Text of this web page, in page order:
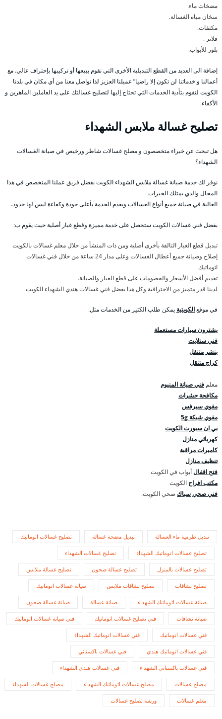
مضخات ماء.
سخان مياه الغسالة.
مكثفات.
فلاتر .
بلور للأبواب.
إضافة الى العديد من القطع التبديلية الأخرى التي نقوم ببيعها أو تركيبها بإحتراف عالي. مع
أعمالنا و خدماتنا لن تكون إلا راضيا” عميلنا العزيز لذا تواصل معنا من أي مكان في بلدنا
الكويت لنقوم بتأدية الخدمات التي تحتاج إليها لتصليح غسالتك على يد العاملين الماهرين و
الأكفاء.
تصليح غسالة ملابس الشهداء
هل تبحث عن خبراء متخصصون و مصلح غسالات شاطر ورخيص في صيانة الغسالات
الشهداء؟
نوفر لك خدمة صيانة غسالة ملابس الشهداء الكويت بفضل فريق عملنا المتخصص في هذا
المجال والذي يمتلك الخبرات
العالية في صيانة جميع أنواع الغسالات ويقدم الخدمة بأعلى جودة وكفاءة ليس لها حدود،
بفضل فني غسالات الكويت ستحصل على خدمة مميزة وقطع غيار أصلية حيث يقوم ب:
تبديل قطع الغيار التالفة بأخرى أصلية ومن ذات المنشأ من خلال معلم غسالات بالكويت
إصلاح وصيانة جميع أعطال الغسالات وعلى مدار 24 ساعة من خلال فني غسالات
اتوماتيك
تقديم أفضل الأسعار والخصومات على قطع الغيار والصيانة.
لدينا قدر متميز من الاحترافية وكل هذا بفضل فني غسالات هندي الشهداء الكويت
في موقعالكويتية يمكن طلب الكثير من الخدمات مثل:
يشترون سيارات مستعملة
فني ستلايت
بنشر متنقل
كراج متنقل
معلم فني صيانة المنيوم
مكافحة حشرات
مقوي سيرفس
مقوي شبكة 5g
بي ان سبورت الكويت
كهربائي منازل
كاميرات مراقبة
تنظيف منازل
فتح اقفالأبواب في الكويت
مكتب افراح الكويت
فني صحيسباك صحي الكويت.
تبديل طرمية ماء الغسالة تبديل مضخة غسالة تصليح غسالات اتوماتيك
تصليح غسالات اتوماتيك الشهداء تصليح غسالات الشهداء
تصليح غسالات بالمنزل تصليح غسالة صحون تصليح غسالة ملابس
تصليح نشافات تصليح نشافات ملابس صيانة غسالات اتوماتيك
صيانة غسالات اتوماتيك الشهداء صيانة غسالة صيانة غسالة صحون
صيانة نشافات فني تصليح غسالات اتوماتيك فني صيانة غسالات اتوماتيك
فني غسالات اتوماتيك فني غسالات اتوماتيك الشهداء
فني غسالات اتوماتيك هندي فني غسالات باكستاني
فني غسالات باكستاني الشهداء فني غسالات هندي الشهداء
مصلح غسالات مصلح غسالات اتوماتيك الشهداء مصلح غسالات الشهداء
معلم غسالات ورشة تصليح غسالات